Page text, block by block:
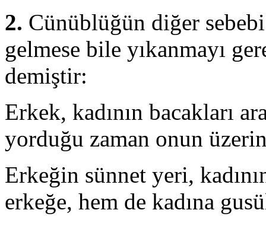
2. Cünüblüğün diğer
gelme­se bile yıkanmayı
demiştir:
Erkek, kadının bacakları
yorduğu zaman onun
Erkeğin sünnet yeri,
erkeğe, hem de kadına